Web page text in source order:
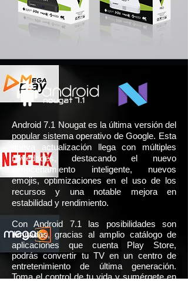
Android 7.1 Nougat es la última versión del
popular sistema operativo de Google. Esta
nueva actualización llega con múltiples
novedades, destacando el nuevo
almacenamiento inteligente, nuevos
emojis, optimizaciones en el uso de los
recursos y una notable mejora en
estabilidad y rendimiento.
Con Android 7.1 las posibilidades son
ilimitadas, gracias al amplio catálogo de
aplicaciones que cuenta Play Store,
podrás convertir tu TV en un centro de
entretenimiento de última generación.
Toma el control de tu vida y sumérgete en